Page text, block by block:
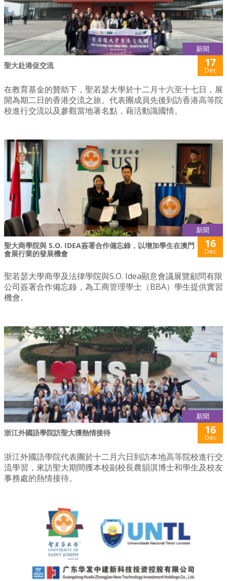
新聞
聖大赴港促交流 17
Dec
在教育基金的贊助下，聖若瑟大學於十二月十六至十七日，展
開為期二日的香港交流之旅。代表團成員先後到訪香港高等院
校進行交流以及參觀當地著名點，藉活動識國情。
新聞
聖大商學院與 S.O. IDEA簽署合作備忘錄，以增加學生在澳門
會展行業的發展機會
16
Dec
聖若瑟大學商學及法律學院與S.O. Idea顯意會議展覽顧問有限
公司簽署合作備忘錄，為工商管理學士（BBA）學生提供實習
機會。
新聞
浙江外國語學院訪聖大獲熱情接待 16
Dec
浙江外國語學院代表團於十二月六日到訪本地高等院校進行交
流學習，來訪聖大期間獲本校副校長農韻淇博士和學生及校友
事務處的熱情接待。